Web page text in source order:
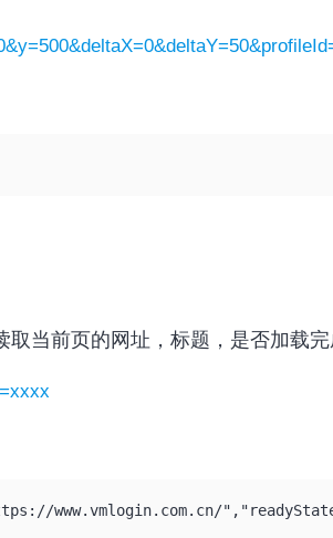
当前页的网址，标题，是否加载完
www.vmlogin.com.cn/